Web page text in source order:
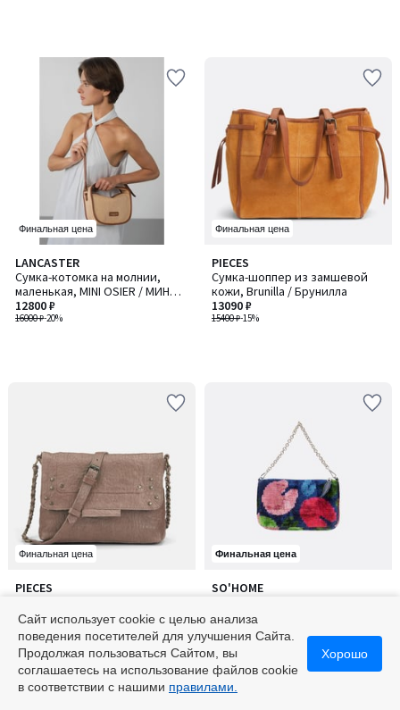
Финальная цена
LANCASTER
Сумка-котомка на молнии,
маленькая, MINI OSIER / МИНИ
ОСИЕР
16000 ₽-20%
12800 ₽
Финальная цена
PIECES
Сумка-шоппер из замшевой
кожи, Brunilla / Брунилла
15400 ₽-15%
13090 ₽
Финальная цена
PIECES
(«баббл-кожа») Felizia /
Фелициа
9000 ₽-15%
7650 ₽
Финальная цена
SO'HOME
19500 ₽-20%
15600 ₽
Сайт использует cookie с целью анализа
поведения посетителей для улучшения Сайта.
Продолжая пользоваться Сайтом, вы
соглашаетесь на использование файлов cookie
в соответствии с нашими правилами.
Хорошо